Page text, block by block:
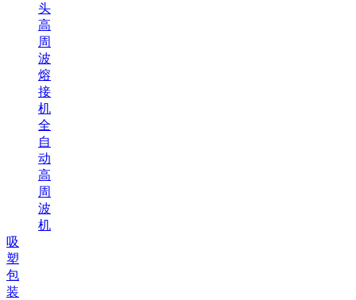
头
高
周
波
熔
接
机
全
自
动
高
周
波
机
吸
塑
包
装